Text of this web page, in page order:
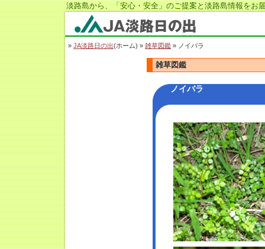
淡路島から、「安心・安全」のご提案と淡路島情報をお
JA淡路日の出
» JA淡路日の出(ホーム) » 雑草図鑑 » ノイバラ
雑草図鑑
ノイバラ